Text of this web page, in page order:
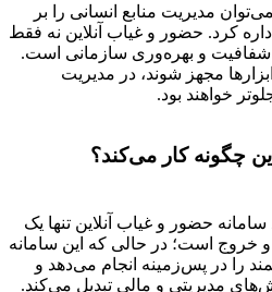
مدیریت منابع انسانی را بر
کرد. حضور و غیاب آنلاین نه فقط
شفافیت و بهره‌وری سازمانی است.
مجهز شوند، در مدیریت
خواهند بود.
چگونه کار می‌کند؟
حضور و غیاب آنلاین تنها یک
است؛ در حالی که این سامانه
را در پس‌زمینه انجام می‌دهد و
مدیریتی و مالی تبدیل می‌کند.